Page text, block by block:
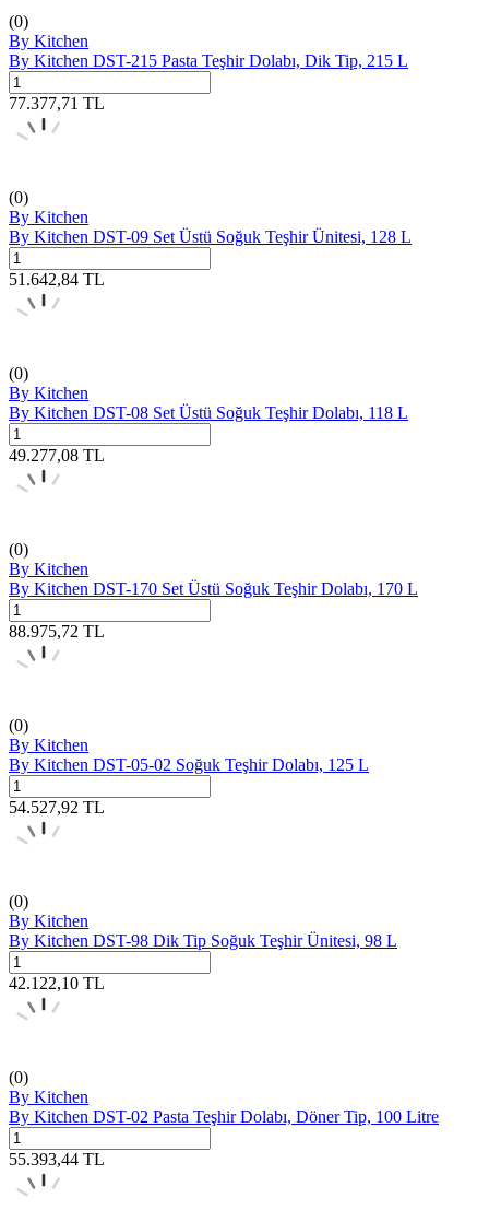
(0)
By Kitchen
By Kitchen DST-215 Pasta Teşhir Dolabı, Dik Tip, 215 L
77.377,71 TL
(0)
By Kitchen
By Kitchen DST-09 Set Üstü Soğuk Teşhir Ünitesi, 128 L
51.642,84 TL
(0)
By Kitchen
By Kitchen DST-08 Set Üstü Soğuk Teşhir Dolabı, 118 L
49.277,08 TL
(0)
By Kitchen
By Kitchen DST-170 Set Üstü Soğuk Teşhir Dolabı, 170 L
88.975,72 TL
(0)
By Kitchen
By Kitchen DST-05-02 Soğuk Teşhir Dolabı, 125 L
54.527,92 TL
(0)
By Kitchen
By Kitchen DST-98 Dik Tip Soğuk Teşhir Ünitesi, 98 L
42.122,10 TL
(0)
By Kitchen
By Kitchen DST-02 Pasta Teşhir Dolabı, Döner Tip, 100 Litre
55.393,44 TL